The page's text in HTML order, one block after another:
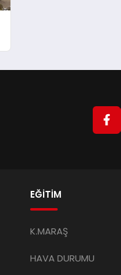
EĞİTİM
K.MARAŞ
HAVA DURUMU